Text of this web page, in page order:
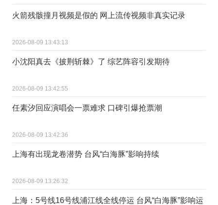
火箭残骸撞月视频是假的 网上流传视频非真实记录
2026-08-09 13:43:13
小沈阳真去《披荆斩棘》了 综艺阵容引发期待
2026-08-09 13:42:55
任素汐回应演唱会一票难求 口碑引爆抢票潮
2026-08-09 13:42:36
上海有出现龙卷潜势 台风“白海豚”影响持续
2026-08-09 13:26:32
上海：5号线16号线浦江线全线停运 台风“白海豚”影响运